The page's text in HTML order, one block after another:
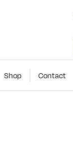
Shop Contact